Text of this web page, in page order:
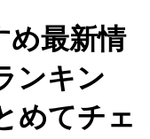
め最新情
ンキン
めてチェ